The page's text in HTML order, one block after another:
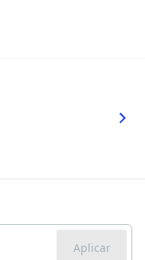
Aplicar